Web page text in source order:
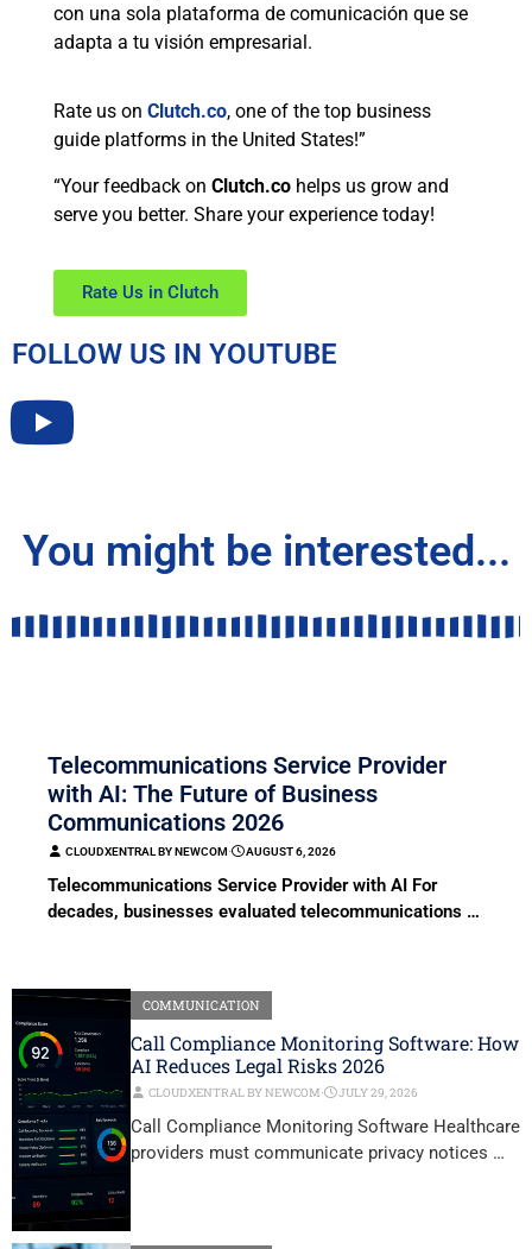
con una sola plataforma de comunicación que se
adapta a tu visión empresarial.
Rate us on Clutch.co, one of the top business
guide platforms in the United States!”
“Your feedback on Clutch.co helps us grow and
serve you better. Share your experience today!
Rate Us in Clutch
FOLLOW US IN YOUTUBE
You might be interested...
Telecommunications Service Provider
with AI: The Future of Business
Communications 2026
CLOUDXENTRAL BY NEWCOM⋅ AUGUST 6, 2026
Telecommunications Service Provider with AI For
decades, businesses evaluated telecommunications …
COMMUNICATION
Call Compliance Monitoring Software: How
AI Reduces Legal Risks 2026
CLOUDXENTRAL BY NEWCOM⋅ JULY 29, 2026
Call Compliance Monitoring Software Healthcare
providers must communicate privacy notices …